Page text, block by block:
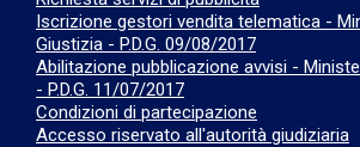
Iscrizione gestori vendita telematica -
Giustizia - P.D.G. 09/08/2017
Abilitazione pubblicazione avvisi -
- P.D.G. 11/07/2017
Condizioni di partecipazione
Accesso riservato all'autorità giudiziaria